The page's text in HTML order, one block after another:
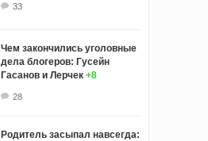
33
Чем закончились уголовные
дела блогеров: Гусейн
Гасанов и Лерчек +8
28
Родитель засыпал навсегда: